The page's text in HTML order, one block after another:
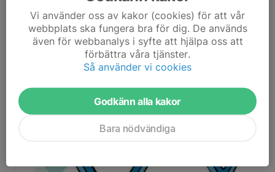
Höjd kvinnor: Maja Andersson, Alunda SK - 1.66 (2025)
Varmt välkommen att starta upp friidrottsåret 2026 i Eva Lisa
Vi använder oss av kakor (cookies) för att vår
webbplats ska fungera bra för dig. De används
även för webbanalys i syfte att hjälpa oss att
förbättra våra tjänster.
Så använder vi cookies
Godkänn alla kakor
Bara nödvändiga